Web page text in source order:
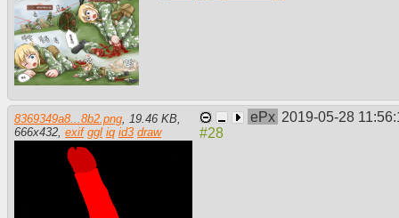
факту, что у них где-то там связи и
кукушат.
8369349a8...8b2.png, 19.46 KB,
666x432, exif ggl iq id3 draw
ePx 2019-05-28